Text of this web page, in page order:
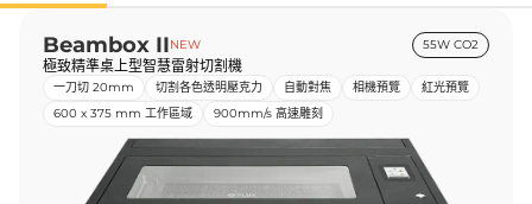
Beambox IINEW 55W CO2
極致精準桌上型智慧雷射切割機
一刀切 20mm 切割各色透明壓克力 自動對焦 相機預覽
紅光預覽
600 x 375 mm 工作區域
900mm/s 高速雕刻